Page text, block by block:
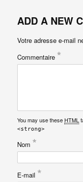
ADD A NEW
Votre adresse e-mail
Commentaire *
You may use these HTML
<strong>
Nom *
E-mail *